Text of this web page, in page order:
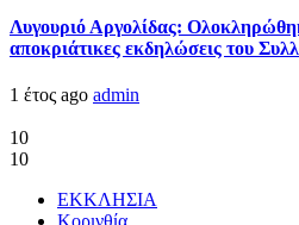
Λυγουριό Αργολίδας:
αποκριάτικες εκδηλώσεις του
1 έτος ago admin
10
10
ΕΚΚΛΗΣΙΑ
Κορινθία